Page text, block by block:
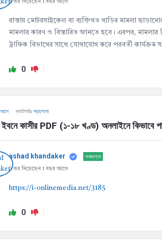
উত্তর দিয়েছেন 1 বছর আগে
রাস্তায় মোটরসাইকেল বা ব্যক্তিগত গাড়ির মামলা
মামলার কারণ ও বিস্তারিত জানতে হবে। এরপর, মামলার
ট্রাফিক বিভাগের সাথে যোগাযোগ করে পরবর্তী কার্যক্রম
0
ক্যাটাগরিঃ পড়াশোনা
ইবনে কাসীর PDF (১-১৮ খণ্ড) অনলাইনে কিভাবে
ashad khandaker সবজান্তা
উত্তর দিয়েছেন 1 বছর আগে
https://i-onlinemedia.net/3185
0